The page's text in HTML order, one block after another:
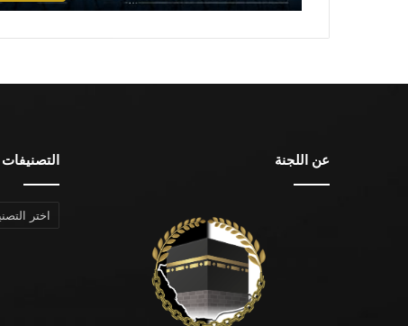
عن اللجنة التصنيفات
التصنيفات